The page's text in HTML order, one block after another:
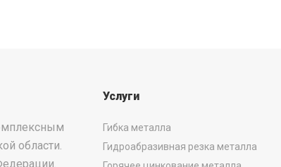
области.
Услуги
Гибка металла
Гидроабразивная резка металла